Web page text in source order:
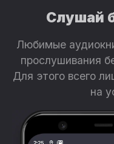
Слушай
Любимые
прослушивания
Для этого всего
на